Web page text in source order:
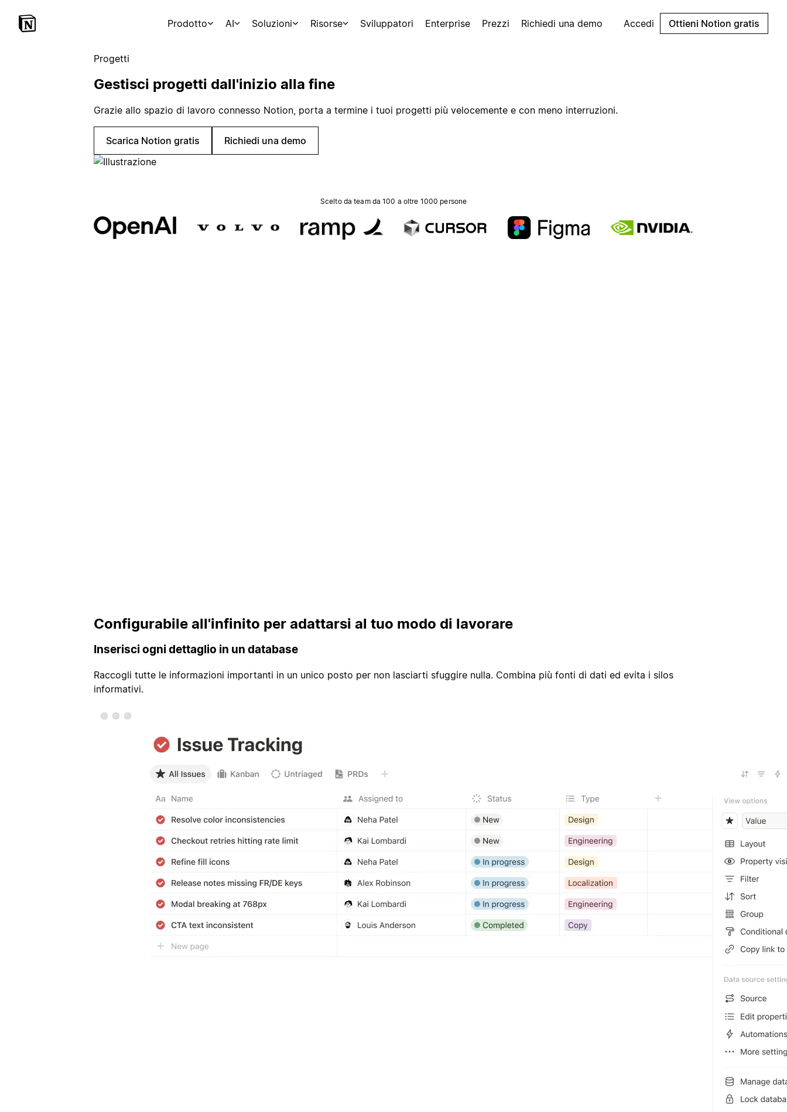
Prodotto AI Soluzioni Risorse Sviluppatori Enterprise Prezzi Richiedi una demo Accedi Ottieni Notion gratis
Progetti
Gestisci progetti dall'inizio alla fine
Grazie allo spazio di lavoro connesso Notion, porta a termine i tuoi progetti più velocemente e con meno interruzioni.
Scarica Notion gratis Richiedi una demo
Scelto da team da 100 a oltre 1000 persone
Configurabile all'infinito per adattarsi al tuo modo di lavorare
Inserisci ogni dettaglio in un database
Raccogli tutte le informazioni importanti in un unico posto per non lasciarti sfuggire nulla. Combina più fonti di dati ed evita i silos
informativi.